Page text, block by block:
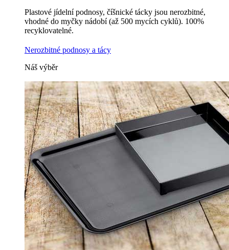
Plastové jídelní podnosy, číšnické tácky jsou nerozbitné,
vhodné do myčky nádobí (až 500 mycích cyklů). 100%
recyklovatelné.
Nerozbitné podnosy a tácy
Náš výběr